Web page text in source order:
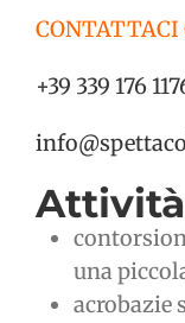
CONTATTACI
+39 339 176
una
acrobazie